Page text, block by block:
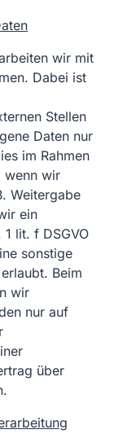
wir mit
Dabei ist
Stellen
Daten nur
im Rahmen
wenn wir
Weitergabe
ein
lit. f DSGVO
sonstige
Beim
wir
nur auf
über